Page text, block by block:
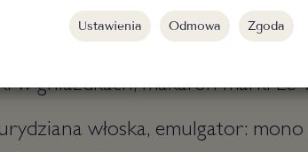
w gniazdkach, makaron marki Le
włoska, emulgator:
Ustawienia Odmowa Zgoda